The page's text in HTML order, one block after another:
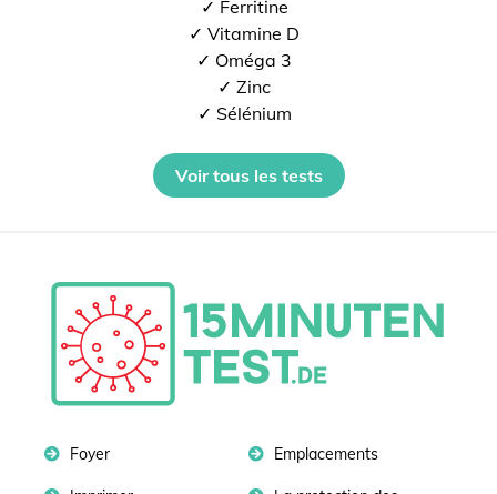
✓ Ferritine
✓ Vitamine D
✓ Oméga 3
✓ Zinc
✓ Sélénium
Voir tous les tests
Foyer Emplacements